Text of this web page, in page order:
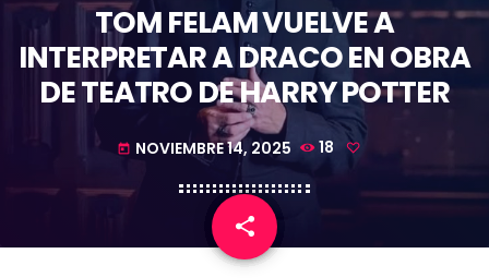
TOM FELAM VUELVE A
INTERPRETAR A DRACO EN OBRA
DE TEATRO DE HARRY POTTER
today NOVIEMBRE 14, 2025 18
share
email